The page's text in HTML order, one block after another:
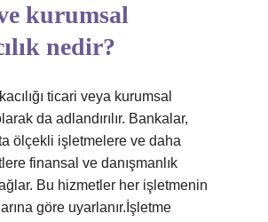
kurumsal
nedir?
ticari veya kurumsal
da adlandırılır. Bankalar,
ölçekli işletmelere ve daha
finansal ve danışmanlık
Bu hizmetler her işletmenin
göre uyarlanır.İşletme